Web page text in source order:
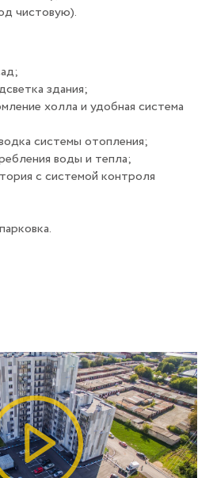
чистовую).
здания;
холла и удобная система
системы отопления;
воды и тепла;
с системой контроля